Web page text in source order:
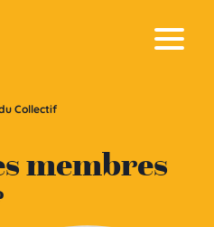
Collectif
membres